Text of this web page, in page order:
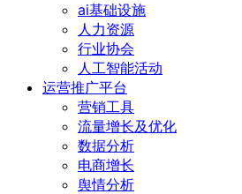
ai基础设施
人力资源
行业协会
人工智能活动
运营推广平台
营销工具
流量增长及优化
数据分析
电商增长
舆情分析